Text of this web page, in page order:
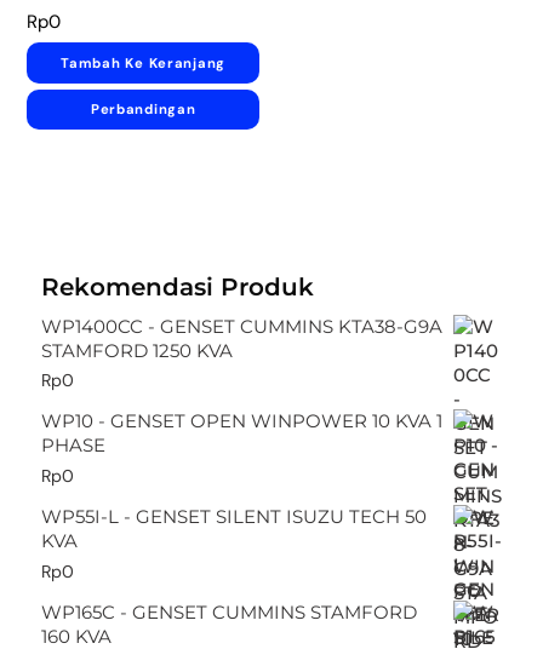
Rp0
Tambah Ke Keranjang
Perbandingan
Rekomendasi Produk
WP1400CC - GENSET CUMMINS KTA38-G9A
STAMFORD 1250 KVA
Rp0
WP10 - GENSET OPEN WINPOWER 10 KVA 1
PHASE
Rp0
WP55I-L - GENSET SILENT ISUZU TECH 50
KVA
Rp0
WP165C - GENSET CUMMINS STAMFORD
160 KVA